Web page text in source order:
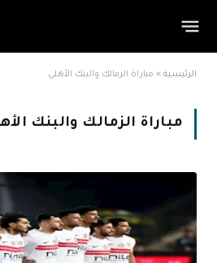
الرئيسية » مباراة الزمالك والبنك الأهلي
مباراة الزمالك والبنك